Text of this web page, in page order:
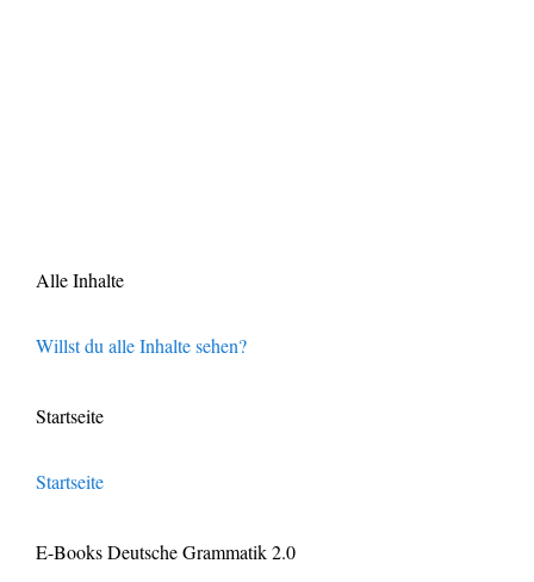
Alle Inhalte
Willst du alle Inhalte sehen?
Startseite
Startseite
E-Books Deutsche Grammatik 2.0